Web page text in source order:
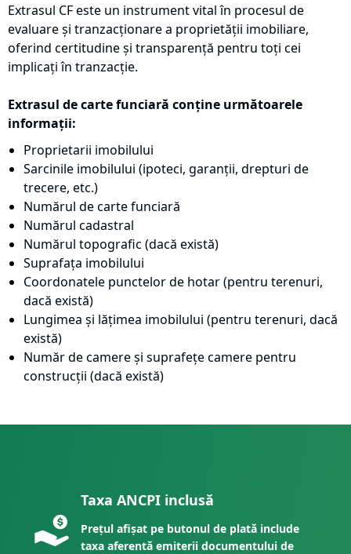
Extrasul CF este un instrument vital în procesul de
evaluare și tranzacționare a proprietății imobiliare,
oferind certitudine și transparență pentru toți cei
implicați în tranzacție.
Extrasul de carte funciară conține următoarele
informații:
Proprietarii imobilului
Sarcinile imobilului (ipoteci, garanții, drepturi de
trecere, etc.)
Numărul de carte funciară
Numărul cadastral
Numărul topografic (dacă există)
Suprafața imobilului
Coordonatele punctelor de hotar (pentru terenuri,
dacă există)
Lungimea și lățimea imobilului (pentru terenuri, dacă
există)
Număr de camere și suprafețe camere pentru
construcții (dacă există)
Taxa ANCPI inclusă
Prețul afișat pe butonul de plată include
taxa aferentă emiterii documentului de